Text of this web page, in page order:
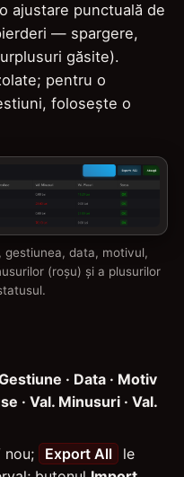
ajustare punctuală de
— spargere,
găsite).
pentru o
folosește o
gestiunea, data, motivul,
(roșu) și a plusurilor
· Data · Motiv
· Val. Minusuri · Val.
nou; Export All
le